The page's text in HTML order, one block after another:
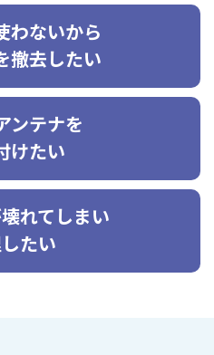
ンテナを
けたい
れてしまい
たい
わないから
撤去したい